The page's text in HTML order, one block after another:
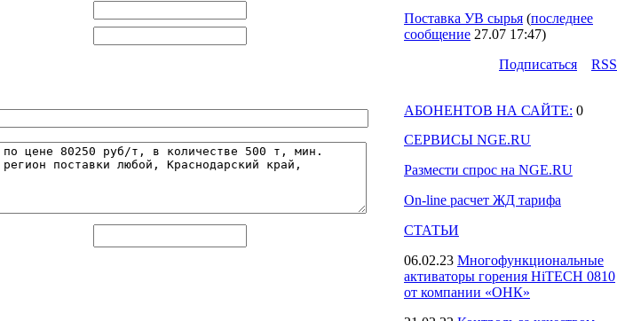
Поставка УВ сырья (последнее
сообщение 27.07 17:47)
Подпиcаться
RSS
АБОНЕНТОВ НА САЙТЕ: 0
СЕРВИСЫ NGE.RU
Размести спрос на NGE.RU
On-line расчет ЖД тарифа
СТАТЬИ
06.02.23 Многофункциональные
активаторы горения HiTECH 0810
от компании «ОНК»